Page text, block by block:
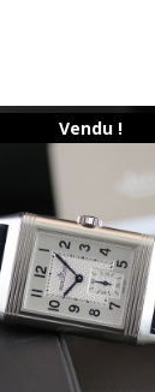
Vendu !